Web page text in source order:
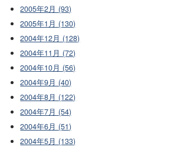
2005年2月 (93)
2005年1月 (130)
2004年12月 (128)
2004年11月 (72)
2004年10月 (56)
2004年9月 (40)
2004年8月 (122)
2004年7月 (54)
2004年6月 (51)
2004年5月 (133)